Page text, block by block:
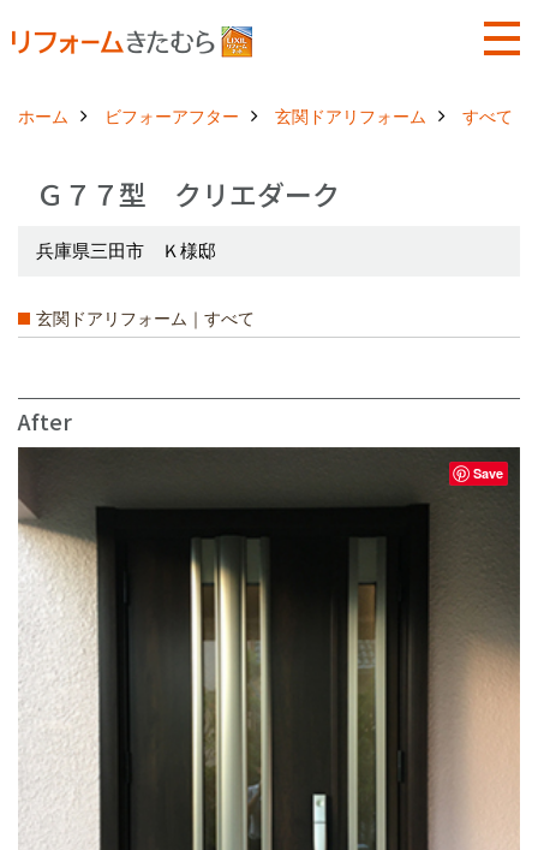
ホーム ビフォーアフター 玄関ドアリフォーム すべて
Ｇ７７型 クリエダーク
兵庫県三田市 Ｋ様邸
玄関ドアリフォーム｜すべて
After
Save